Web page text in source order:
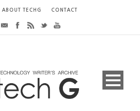
ABOUT TECHG CONTACT